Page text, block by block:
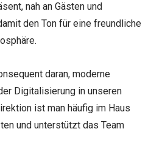
nah an Gästen und
den Ton für eine freundliche
daran, moderne
Digitalisierung in unseren
ist man häufig im Haus
und unterstützt das Team